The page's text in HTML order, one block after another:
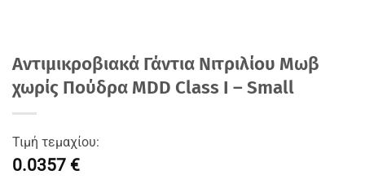
Αντιμικροβιακά Γάντια Νιτριλίου Μωβ
χωρίς Πούδρα MDD Class I – Small
Τιμή τεμαχίου:
0.0357 €